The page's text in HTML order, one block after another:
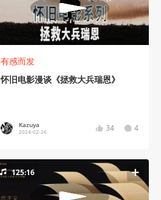
有感而发
怀旧电影漫谈《拯救大兵瑞恩》
Kazuya
2024-02-26 34 4
125:16